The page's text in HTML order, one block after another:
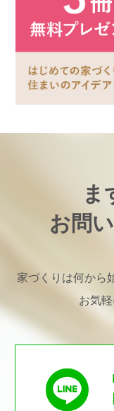
ま
お問
家づくりは何から
お気